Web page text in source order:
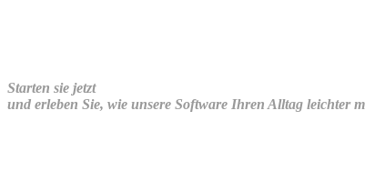
Starten sie jetzt
und erleben Sie, wie unsere Software Ihren Alltag leichter